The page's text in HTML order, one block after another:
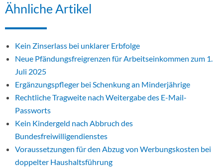
Ähnliche Artikel
Kein Zinserlass bei unklarer Erbfolge
Neue Pfändungsfreigrenzen für Arbeitseinkommen zum 1.
Juli 2025
Ergänzungspfleger bei Schenkung an Minderjährige
Rechtliche Tragweite nach Weitergabe des E-Mail-
Passworts
Kein Kindergeld nach Abbruch des
Bundesfreiwilligendienstes
Voraussetzungen für den Abzug von Werbungskosten bei
doppelter Haushaltsführung